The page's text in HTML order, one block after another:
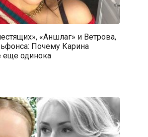
«Аншлаг» и Ветрова,
Почему Карина
еще одинока